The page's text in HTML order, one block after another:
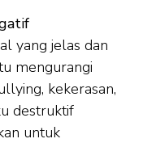
yang jelas dan
mengurangi
kekerasan,
destruktif
untuk